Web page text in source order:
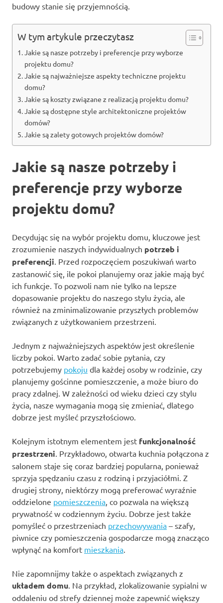
budowy stanie się przyjemnością.
W tym artykule przeczytasz
Jakie są nasze potrzeby i preferencje przy wyborze
projektu domu?
Jakie są najważniejsze aspekty techniczne projektu
domu?
Jakie są koszty związane z realizacją projektu domu?
Jakie są dostępne style architektoniczne projektów
domów?
Jakie są zalety gotowych projektów domów?
Jakie są nasze potrzeby i
preferencje przy wyborze
projektu domu?
Decydując się na wybór projektu domu, kluczowe jest
zrozumienie naszych indywidualnych potrzeb i
preferencji . Przed rozpoczęciem poszukiwań warto
zastanowić się, ile pokoi planujemy oraz jakie mają być
ich funkcje. To pozwoli nam nie tylko na lepsze
dopasowanie projektu do naszego stylu życia, ale
również na zminimalizowanie przyszłych problemów
związanych z użytkowaniem przestrzeni.
Jednym z najważniejszych aspektów jest określenie
liczby pokoi. Warto zadać sobie pytania, czy
potrzebujemy pokoju dla każdej osoby w rodzinie, czy
planujemy gościnne pomieszczenie, a może biuro do
pracy zdalnej. W zależności od wieku dzieci czy stylu
życia, nasze wymagania mogą się zmieniać, dlatego
dobrze jest myśleć przyszłościowo.
Kolejnym istotnym elementem jest funkcjonalność
przestrzeni . Przykładowo, otwarta kuchnia połączona z
salonem staje się coraz bardziej popularna, ponieważ
sprzyja spędzaniu czasu z rodziną i przyjaciółmi. Z
drugiej strony, niektórzy mogą preferować wyraźnie
oddzielone pomieszczenia , co pozwala na większą
prywatność w codziennym życiu. Dobrze jest także
pomyśleć o przestrzeniach przechowywania – szafy,
piwnice czy pomieszczenia gospodarcze mogą znacząco
wpłynąć na komfort mieszkania
Nie zapomnijmy także o aspektach związanych z
układem domu . Na przykład, zlokalizowanie sypialni w
oddaleniu od strefy dziennej może zapewnić większy